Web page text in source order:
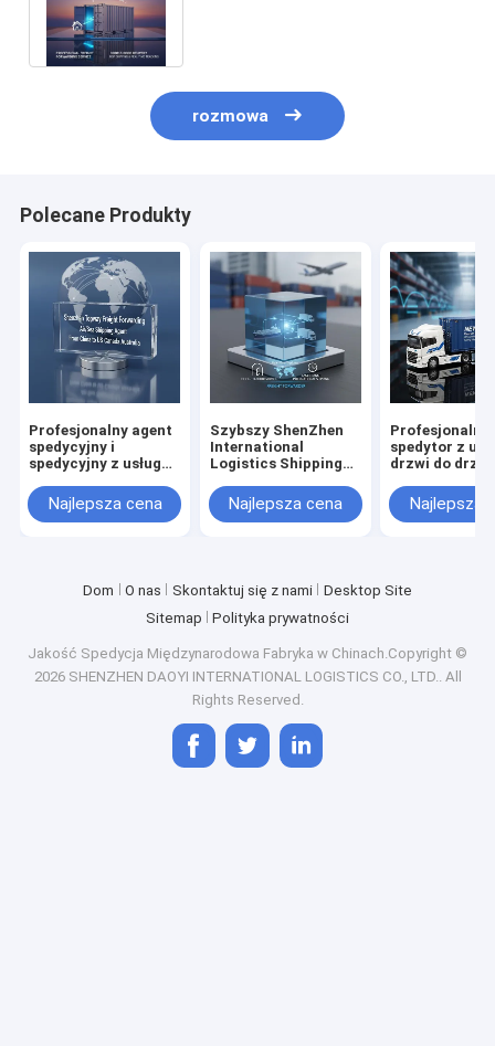
rozmowa
Polecane Produkty
Profesjonalny agent
spedycyjny i
spedycyjny z usługą
podwójną odprawą
celną i przesyłką
Najlepsza cena
Szybszy ShenZhen
International
Logistics Shipping
Forwarder z Chin do
Kanady Air Express
Najlepsza cena
Profesjonalny
spedytor z
drzwi do
celną i
wliczonym
Najlepsza
Dom O nas Skontaktuj się z nami
Desktop Site
Sitemap
Polityka prywatności
Jakość Spedycja Międzynarodowa Fabryka w Chinach.Copyright ©
2026 SHENZHEN DAOYI INTERNATIONAL LOGISTICS CO., LTD.. All
Rights Reserved.